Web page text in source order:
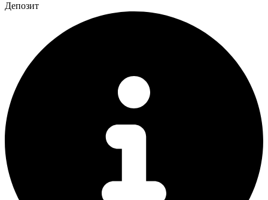
Депозит